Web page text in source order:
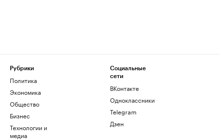
Рубрики
Политика
Экономика
Общество
Бизнес
Технологии и
медиа
Социальные
сети
ВКонтакте
Одноклассники
Telegram
Дзен